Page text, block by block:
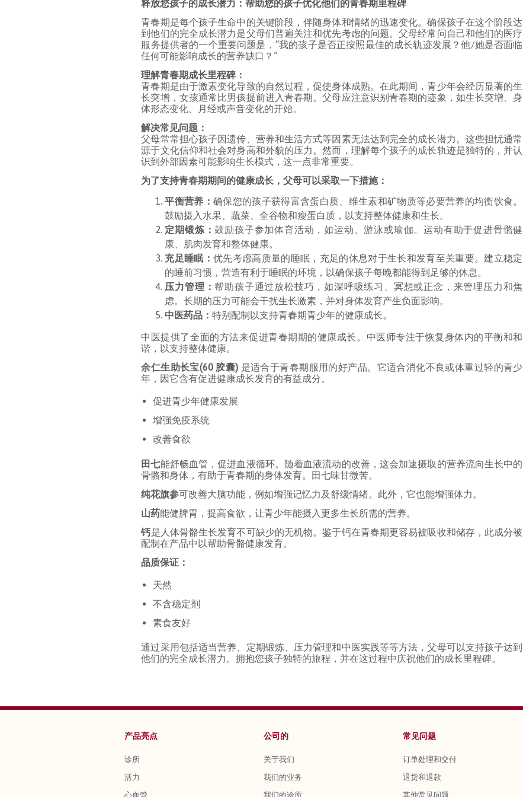
释放您孩子的成长潜力：帮助您的孩子优化他们的青春期里程碑
青春期是每个孩子生命中的关键阶段，伴随身体和情绪的迅速变化。确保孩子在这个阶段达
到他们的完全成长潜力是父母们普遍关注和优先考虑的问题。父母经常问自己和他们的医疗
服务提供者的一个重要问题是，“我的孩子是否正按照最佳的成长轨迹发展？他/她是否面临
任何可能影响成长的营养缺口？”
理解青春期成长里程碑：
青春期是由于激素变化导致的自然过程，促使身体成熟。在此期间，青少年会经历显著的生
长突增，女孩通常比男孩提前进入青春期。父母应注意识别青春期的迹象，如生长突增、身
体形态变化、月经或声音变化的开始。
解决常见问题：
父母常常担心孩子因遗传、营养和生活方式等因素无法达到完全的成长潜力。这些担忧通常
源于文化信仰和社会对身高和外貌的压力。然而，理解每个孩子的成长轨迹是独特的，并认
识到外部因素可能影响生长模式，这一点非常重要。
为了支持青春期期间的健康成长，父母可以采取一下措施：
平衡营养：确保您的孩子获得富含蛋白质、维生素和矿物质等必要营养的均衡饮食。
鼓励摄入水果、蔬菜、全谷物和瘦蛋白质，以支持整体健康和生长。
定期锻炼：鼓励孩子参加体育活动，如运动、游泳或瑜伽。运动有助于促进骨骼健
康、肌肉发育和整体健康。
充足睡眠：优先考虑高质量的睡眠，充足的休息对于生长和发育至关重要。建立稳定
的睡前习惯，营造有利于睡眠的环境，以确保孩子每晚都能得到足够的休息。
压力管理：帮助孩子通过放松技巧，如深呼吸练习、冥想或正念，来管理压力和焦
虑。长期的压力可能会干扰生长激素，并对身体发育产生负面影响。
中医药品：特别配制以支持青春期青少年的健康成长。
中医提供了全面的方法来促进青春期期的健康成长。中医师专注于恢复身体内的平衡和和
谐，以支持整体健康。
余仁生助长宝(60 胶囊) 是适合于青春期服用的好产品。它适合消化不良或体重过轻的青少
年，因它含有促进健康成长发育的有益成分。
促进青少年健康发展
增强免疫系统
改善食欲
田七能舒畅血管，促进血液循环。随着血液流动的改善，这会加速摄取的营养流向生长中的
骨骼和身体，有助于青春期的身体发育。田七味甘微苦。
纯花旗参可改善大脑功能，例如增强记忆力及舒缓情绪。此外，它也能增强体力。
山药能健脾胃，提高食欲，让青少年能摄入更多生长所需的营养。
钙是人体骨骼生长发育不可缺少的无机物。鉴于钙在青春期更容易被吸收和储存，此成分被
配制在产品中以帮助骨骼健康发育。
品质保证：
天然
不含稳定剂
素食友好
通过采用包括适当营养、定期锻炼、压力管理和中医实践等等方法，父母可以支持孩子达到
他们的完全成长潜力。拥抱您孩子独特的旅程，并在这过程中庆祝他们的成长里程碑。
产品亮点
诊所
活力
心血管
公司的
关于我们
我们的业务
我们的诊所
常见问题
订单处理和交付
退货和退款
其他常见问题